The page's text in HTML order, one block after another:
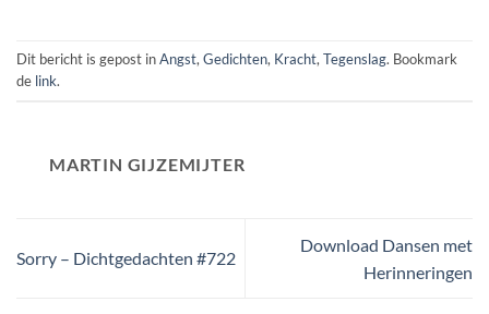
Dit bericht is gepost inAngst, Gedichten, Kracht, Tegenslag. Bookmark
de link.
MARTIN GIJZEMIJTER
Sorry – Dichtgedachten #722
Download Dansen met
Herinneringen